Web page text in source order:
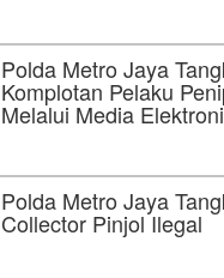
Polda Metro Jaya
Komplotan Pelaku
Melalui Media
Polda Metro Jaya
Collector Pinjol Ilegal